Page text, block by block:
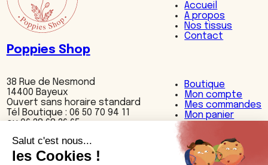
Poppies Shop
38 Rue de Nesmond
14400 Bayeux
Ouvert sans horaire standard
Tél Boutique : 06 50 70 94 11
ou 06 38 68 36 65
Accueil
A propos
Nos tissus
Contact
Boutique
Mon compte
Mes commandes
Mon panier